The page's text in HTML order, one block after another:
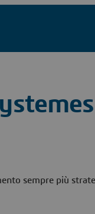
sempre più